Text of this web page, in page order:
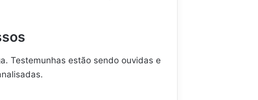
Testemunhas estão sendo ouvidas e